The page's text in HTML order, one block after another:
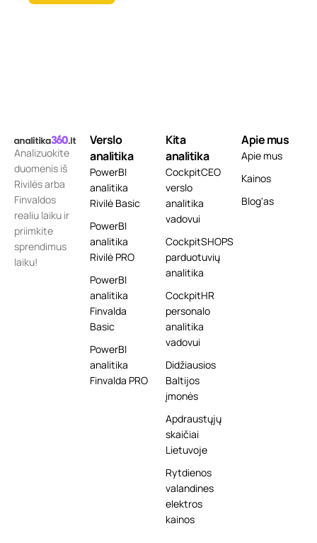
Analizuokite
duomenis iš
Rivilės arba
Finvaldos
realiu laiku ir
priimkite
sprendimus
laiku!
Verslo
analitika
PowerBI
analitika
Rivilė Basic
PowerBI
analitika
Rivilė PRO
PowerBI
analitika
Finvalda
Basic
PowerBI
analitika
Finvalda PRO
Kita
analitika
CockpitCEO
verslo
analitika
vadovui
CockpitSHOPS
parduotuvių
analitika
CockpitHR
personalo
analitika
vadovui
Didžiausios
Baltijos
įmonės
Apdraustųjų
skaičiai
Lietuvoje
Rytdienos
valandines
elektros
kainos
Apie mus
Apie mus
Kainos
Blog'as